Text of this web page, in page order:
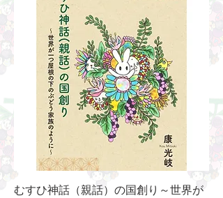
むすひ神話（親話）の国創り～世界が